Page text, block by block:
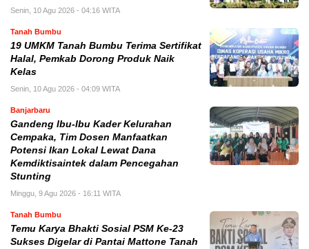
Senin, 10 Agu 2026 - 04:16 WITA
Tanah Bumbu
19 UMKM Tanah Bumbu Terima Sertifikat
Halal, Pemkab Dorong Produk Naik
Kelas
Senin, 10 Agu 2026 - 04:09 WITA
Banjarbaru
Gandeng Ibu-Ibu Kader Kelurahan
Cempaka, Tim Dosen Manfaatkan
Potensi Ikan Lokal Lewat Dana
Kemdiktisaintek dalam Pencegahan
Stunting
Minggu, 9 Agu 2026 - 16:11 WITA
Tanah Bumbu
Temu Karya Bhakti Sosial PSM Ke-23
Sukses Digelar di Pantai Mattone Tanah